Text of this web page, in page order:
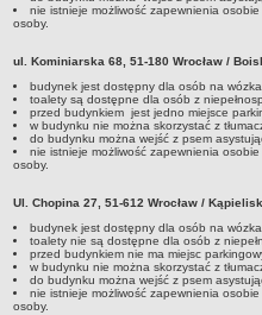
nie istnieje możliwość zapewnienia
osoby.
ul. Kominiarska 68, 51-180 Wrocław /
budynek jest dostępny dla osób na
toalety są dostępne dla osób z
przed budynkiem jest jedno miejsce
w budynku nie można skorzystać z
do budynku można wejść z psem
nie istnieje możliwość zapewnienia
osoby.
Ul. Chopina 27, 51-612 Wrocław /
budynek jest dostępny dla osób na
toalety nie są dostępne dla osób z
przed budynkiem nie ma miejsc
w budynku nie można skorzystać z
do budynku można wejść z psem
nie istnieje możliwość zapewnienia
osoby.